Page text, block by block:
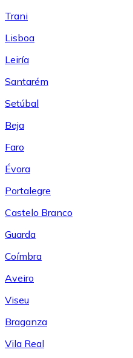
Trani
Lisboa
Leiría
Santarém
Setúbal
Beja
Faro
Évora
Portalegre
Castelo Branco
Guarda
Coímbra
Aveiro
Viseu
Braganza
Vila Real